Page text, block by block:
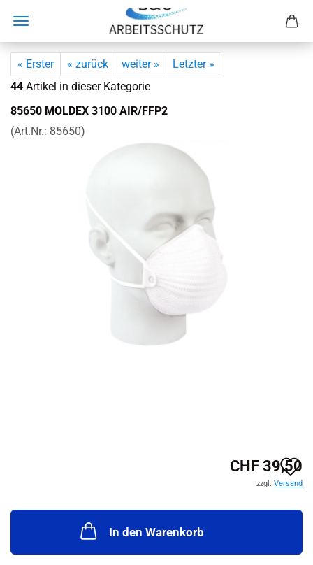
« Erster « zurück weiter »
Letzter »
44 Artikel in dieser Kategorie
85650 MOL­DEX 3100 AIR/FFP2
(Art.Nr.: 85650)
CHF 39,50
zzgl. Versand
In den Warenkorb